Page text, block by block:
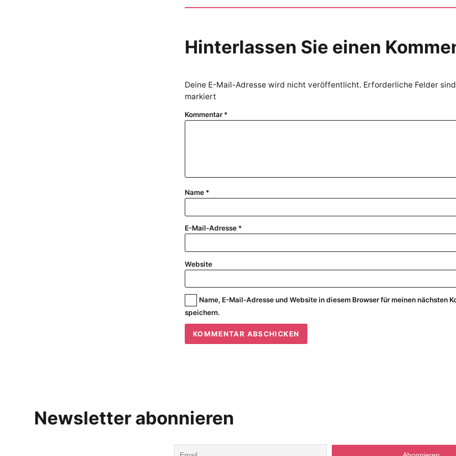
Hinterlassen Sie einen
Deine E-Mail-Adresse wird nicht veröffentlicht. Erforderliche Felder
markiert
Kommentar*
Name *
E-Mail-Adresse *
Website
Name, E-Mail-Adresse und Website in diesem Browser für meinen nächsten
speichern.
Newsletter abonnieren